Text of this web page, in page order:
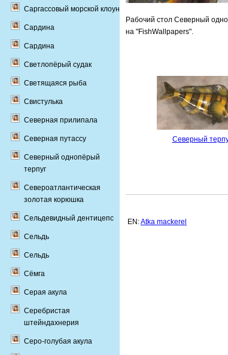
Рабочий стол Северный
на "FishWallpapers".
Северный
EN:Atka mackerel
Саргассовый морской клоун
Сардина
Сардина
Светлопёрый судак
Светящаяся рыба
Свистулька
Северная прилипала
Северная путассу
Северный однопёрый
терпуг
Североатлантическая
золотая корюшка
Сельдевидный дентицепс
Сельдь
Сельдь
Сёмга
Серая акула
Серебристая
штейндахнерия
Серо-голубая акула